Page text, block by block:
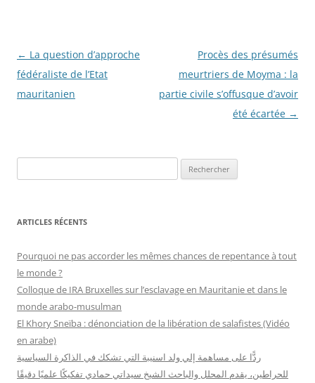
Navigation
des
articles
← La question d’approche
fédéraliste de l’Etat
mauritanien
Procès des présumés
meurtriers de Moyma : la
partie civile s’offusque d’avoir
été écartée →
e
h
r
c
h
r
ARTICLES RÉCENTS
Pourquoi ne pas accorder les mêmes chances de repentance à tout
le monde ?
Colloque de IRA Bruxelles sur l’esclavage en Mauritanie et dans le
monde arabo-musulman
El Khory Sneïba : dénonciation de la libération de salafistes (Vidéo
en arabe)
ردًّا على مساهمة إلي ولد اسنيبة التي تشكك في الذاكرة السياسية
للحراطين، يقدم المحلل والباحث الشيخ سيداتي حمادي تفكيكًا علميًا دقيقًا